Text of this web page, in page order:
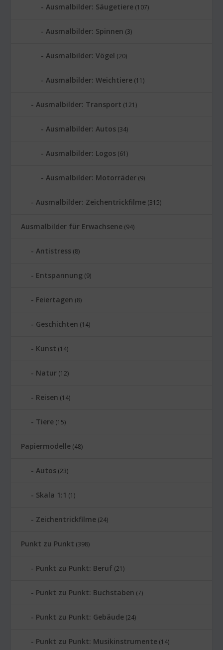
Ausmalbilder: Säugetiere (107)
Ausmalbilder: Spinnen (3)
Ausmalbilder: Vögel (20)
Ausmalbilder: Weichtiere (11)
Ausmalbilder: Transport (121)
Ausmalbilder: Autos (34)
Ausmalbilder: Logos (61)
Ausmalbilder: Motorräder (9)
Ausmalbilder: Zeichentrickfilme (315)
Ausmalbilder für Erwachsene (94)
Antistress (8)
Entspannung (9)
Feiertagen (8)
Geschichten (14)
Kunst (14)
Natur (12)
Reisen (14)
Tiere (15)
Papiermodelle (48)
Autos (23)
Skala 1:1 (1)
Zeichentrickfilme (24)
Punkt zu Punkt (398)
Punkt zu Punkt: Beruf (21)
Punkt zu Punkt: Buchstaben (7)
Punkt zu Punkt: Gebäude (24)
Punkt zu Punkt: Musikinstrumente (14)